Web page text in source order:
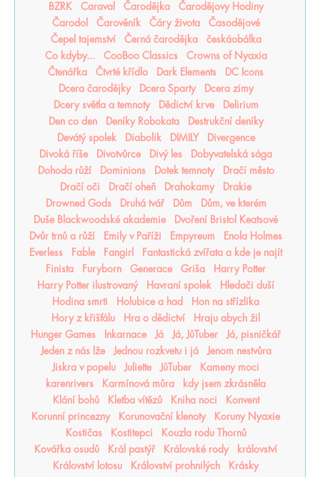
BZRK
Caraval Čarodějka
Čarodějovy Hodiny
Čarodol
Čarověník Čáry života
Časodějové
Čepel tajemství
Černá čarodějka
českáobálka
Co kdyby...
CooBoo Classics
Crowns of Nyaxia
Čtenářka
Čtvrté křídlo Dark Elements
DC Icons
Dcera čarodějky
Dcera Sparty
Dcera zimy
Dcery světla a temnoty
Dědictví krve
Delirium
Den co den
Deníky Robokata
Destrukční deníky
Devátý spolek
Diabolik DIMILY
Divergence
Divoká říše
Divotvůrce Divý les
Dobyvatelská sága
Dohoda růží
Dominions Dotek temnoty
Dračí město
Dračí oči
Dračí oheň Drahokamy
Drakie
Drowned Gods
Druhá tvář Dům
Dům, ve kterém
Duše Blackwoodské akademie
Dvoření Bristol Keatsové
Dvůr trnů a růží
Emily v Paříži Empyreum
Enola Holmes
Everless
Fable Fangirl
Fantastická zvířata a kde je najít
Finista
Furyborn Generace Griša
Harry Potter
Harry Potter ilustrovaný
Havraní spolek
Hledači duší
Hodina smrti
Holubice a had
Hon na střízlíka
Hory z křišťálu
Hra o dědictví
Hraju abych žil
Hunger Games
Inkarnace Já Já, JůTuber
Já, pisničkář
Jeden z nás lže
Jednou rozkvetu i já
Jenom nestvůra
Jiskra v popelu
Juliette JůTuber
Kameny moci
karenrivers
Karmínová můra
kdy jsem zkrásněla
Klání bohů
Kletba vítězů Kniha noci
Konvent
Korunní princezny
Korunovační klenoty
Koruny Nyaxie
Kostičas
Kostitepci
Kouzla rodu Thornů
Kovářka osudů
Král pastýř Královské rody
království
Království lotosu
Království prohnilých Krásky